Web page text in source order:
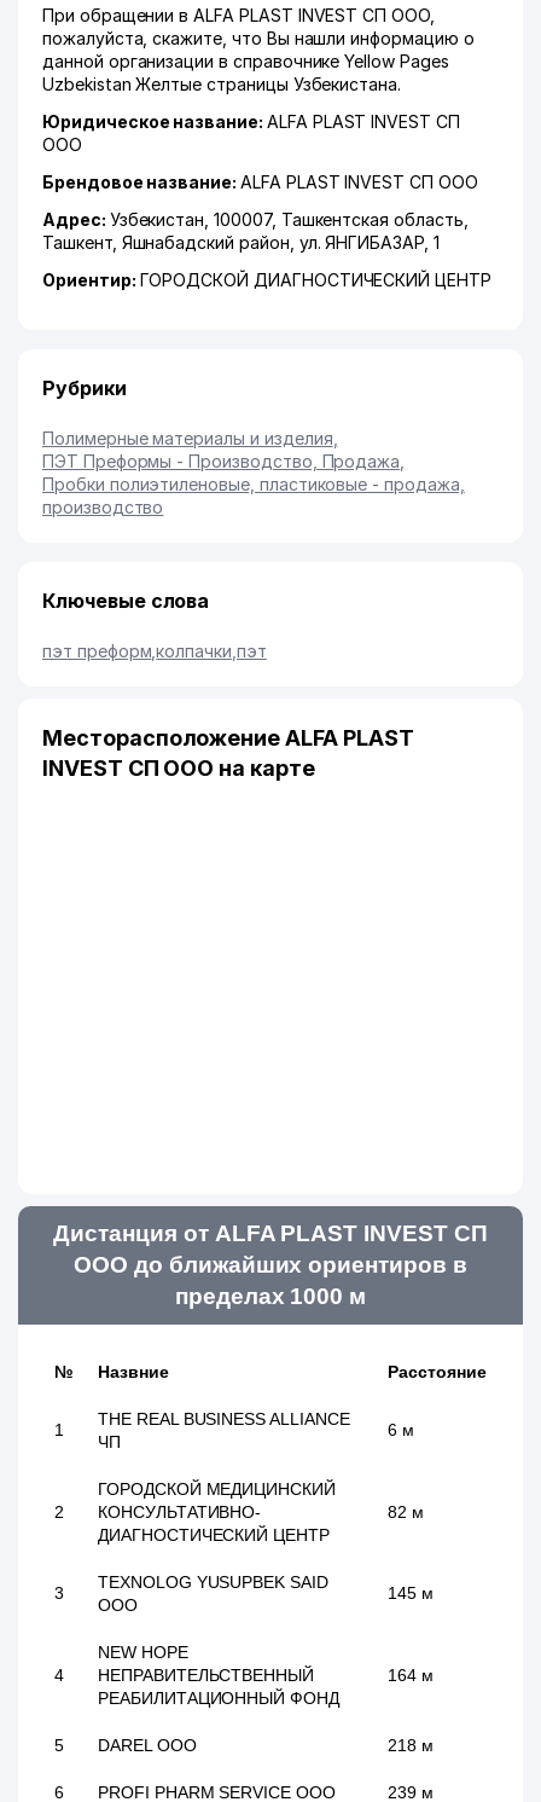
При обращении в ALFA PLAST INVEST СП ООО,
пожалуйста, скажите, что Вы нашли информацию о
данной организации в справочнике Yellow Pages
Uzbekistan Желтые страницы Узбекистана.
Юридическое название: ALFA PLAST INVEST СП
ООО
Брендовое название: ALFA PLAST INVEST СП ООО
Адрес: Узбекистан, 100007, Ташкентская область
Ташкент, Яшнабадский район ул. ЯНГИБАЗАР, 1
Ориентир: ГОРОДСКОЙ ДИАГНОСТИЧЕСКИЙ ЦЕНТР
Рубрики
Полимерные материалы и изделия
ПЭТ Преформы - Производство, Продажа
Пробки полиэтиленовые, пластиковые - продажа,
производство
Ключевые слова
пэт преформ ,колпачки пэт
Месторасположение ALFA PLAST
INVEST СП ООО на карте
Дистанция от ALFA PLAST INVEST СП
ООО до ближайших ориентиров в
пределах 1000 м
№ Назвние Расстояние
1
THE REAL BUSINESS ALLIANCE
ЧП
6 м
2
ГОРОДСКОЙ МЕДИЦИНСКИЙ
КОНСУЛЬТАТИВНО-
ДИАГНОСТИЧЕСКИЙ ЦЕНТР
82 м
3
TEXNOLOG YUSUPBEK SAID
ООО
145 м
4
NEW HOPE
НЕПРАВИТЕЛЬСТВЕННЫЙ
РЕАБИЛИТАЦИОННЫЙ ФОНД
164 м
5 DAREL ООО 218 м
6 PROFI PHARM SERVICE ООО 239 м